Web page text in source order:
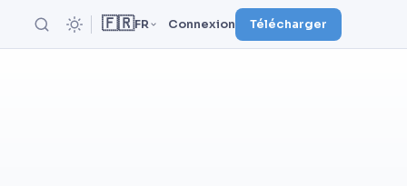
🇫🇷FR Connexion Télécharger